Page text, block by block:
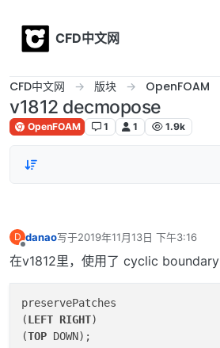
CFD中文网
CFD中文网 版块 OpenFOAM
v1812 decmopose
OpenFOAM 1 1 1.9k
D danao写于2019年11月13日 下午3:16
最后由 编辑
在v1812里，使用了 cyclic boundary
preservePatches
(LEFT RIGHT)
(TOP